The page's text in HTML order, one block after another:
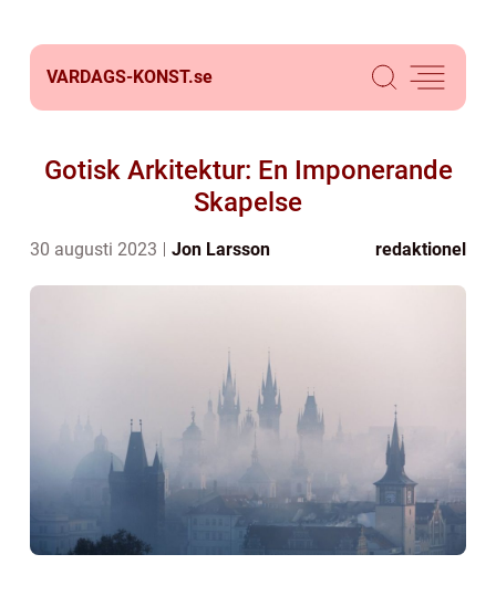
VARDAGS-KONST.se
Gotisk Arkitektur: En Imponerande
Skapelse
30 augusti 2023 Jon Larsson redaktionel